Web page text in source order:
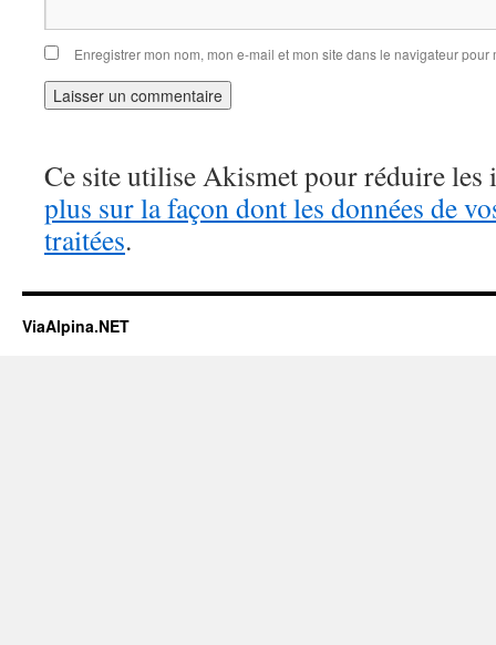
Enregistrer mon nom, mon e-mail et mon site dans le navigateur
Ce site utilise Akismet pour réduire les
plus sur la façon dont les données de
traitées.
ViaAlpina.NET